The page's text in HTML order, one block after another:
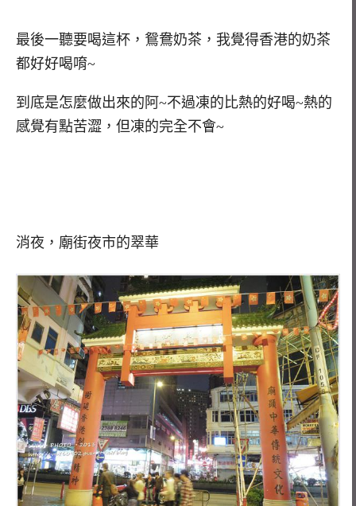
最後一聽要喝這杯，鴛鴦奶茶，我覺得香港的奶茶
都好好喝唷~
到底是怎麼做出來的阿~不過凍的比熱的好喝~熱的
感覺有點苦澀，但凍的完全不會~
消夜，廟街夜市的翠華